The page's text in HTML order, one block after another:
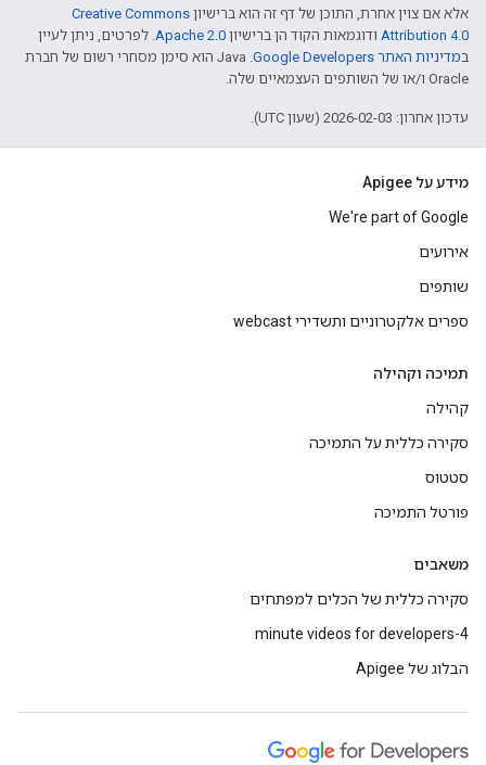
אלא אם צוין אחרת, התוכן של דף זה הוא ברישיון Creative Commons
Attribution 4.0 ודוגמאות הקוד הן ברישיון Apache 2.0 . לפרטים, ניתן לעיין
במדיניות האתר Google Developers‏
.‏ Java הוא סימן מסחרי רשום של חברת
Oracle ו/או של השותפים העצמאיים שלה.
עדכון אחרון: 2026-02-03 (שעון UTC).
מידע על Apigee
We're part of Google
אירועים
שותפים
ספרים אלקטרוניים ותשדירי webcast
תמיכה וקהילה
קהילה
סקירה כללית על התמיכה
סטטוס
פורטל התמיכה
משאבים
סקירה כללית של הכלים למפתחים
4-minute videos for developers
הבלוג של Apigee